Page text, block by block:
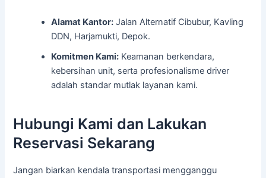
Alamat Kantor: Jalan Alternatif Cibubur, Kavling
DDN, Harjamukti, Depok.
Komitmen Kami: Keamanan berkendara,
kebersihan unit, serta profesionalisme driver
adalah standar mutlak layanan kami.
Hubungi Kami dan Lakukan
Reservasi Sekarang
Jangan biarkan kendala transportasi mengganggu